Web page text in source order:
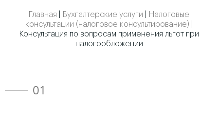
Главная Бухгалтерские услуги
Налоговые
консультации (налоговое консультирование)
Консультация по вопросам применения льгот при
налогообложении
01